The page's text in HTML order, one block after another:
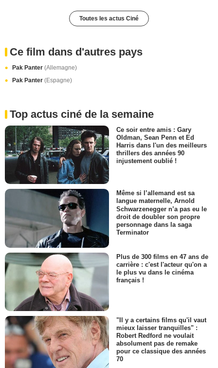
Toutes les actus Ciné
Ce film dans d'autres pays
Pak Panter (Allemagne)
Pak Panter (Espagne)
Top actus ciné de la semaine
Ce soir entre amis : Gary
Oldman, Sean Penn et Ed
Harris dans l'un des meilleurs
thrillers des années 90
injustement oublié !
Même si l’allemand est sa
langue maternelle, Arnold
Schwarzenegger n’a pas eu le
droit de doubler son propre
personnage dans la saga
Terminator
Plus de 300 films en 47 ans de
carrière : c'est l'acteur qu'on a
le plus vu dans le cinéma
français !
"Il y a certains films qu'il vaut
mieux laisser tranquilles" :
Robert Redford ne voulait
absolument pas de remake
pour ce classique des années
70